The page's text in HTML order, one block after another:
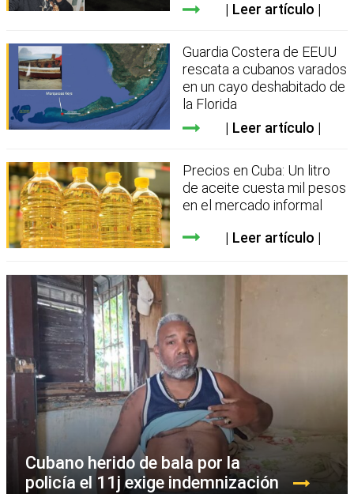
Leer artículo
Guardia Costera de EEUU
rescata a cubanos varados
en un cayo deshabitado de
la Florida
Leer artículo
Precios en Cuba: Un litro
de aceite cuesta mil pesos
en el mercado informal
Leer artículo
Cubano herido de bala por la
policía el 11j exige indemnización